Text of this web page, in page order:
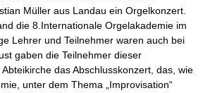
Müller aus Landau ein Orgelkonzert.
die 8.Internationale Orgelakademie im
Lehrer und Teilnehmer waren auch bei
gaben die Teilnehmer dieser
das Abschlusskonzert, das, wie
unter dem Thema „Improvisation“